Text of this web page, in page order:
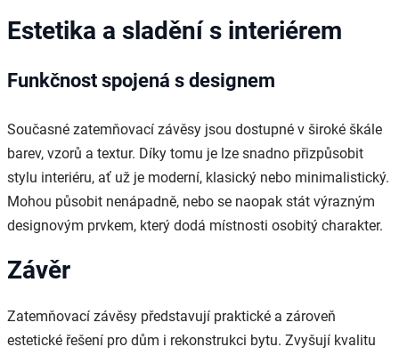
Estetika a sladění s interiérem
Funkčnost spojená s designem
Současné zatemňovací závěsy jsou dostupné v široké škále
barev, vzorů a textur. Díky tomu je lze snadno přizpůsobit
stylu interiéru, ať už je moderní, klasický nebo minimalistický.
Mohou působit nenápadně, nebo se naopak stát výrazným
designovým prvkem, který dodá místnosti osobitý charakter.
Závěr
Zatemňovací závěsy představují praktické a zároveň
estetické řešení pro dům i rekonstrukci bytu. Zvyšují kvalitu